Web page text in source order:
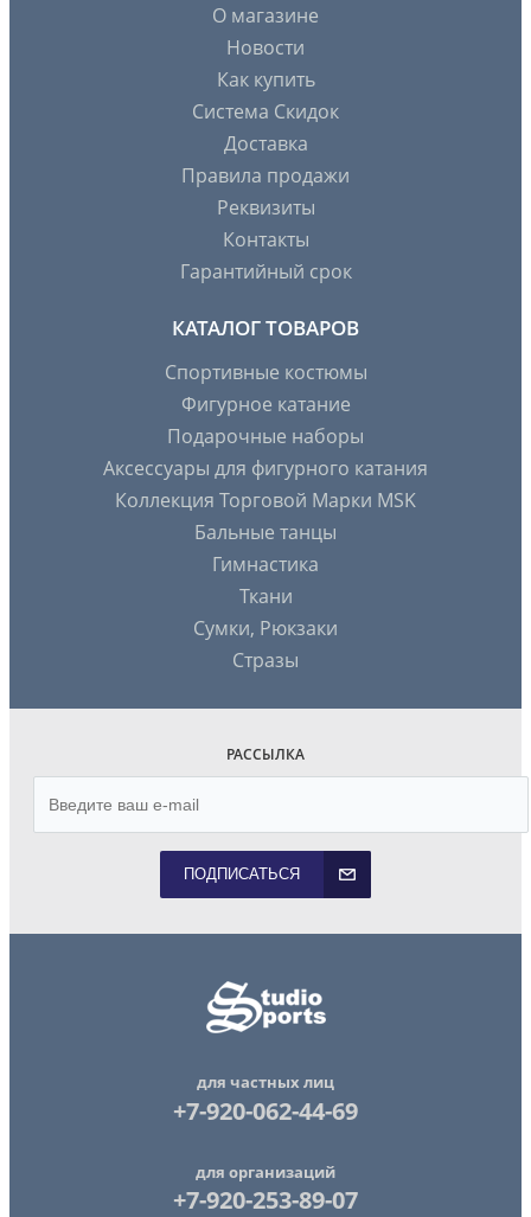
О магазине
Новости
Как купить
Система Скидок
Доставка
Правила продажи
Реквизиты
Контакты
Гарантийный срок
КАТАЛОГ ТОВАРОВ
Спортивные костюмы
Фигурное катание
Подарочные наборы
Аксессуары для фигурного катания
Коллекция Торговой Марки MSK
Бальные танцы
Гимнастика
Ткани
Сумки, Рюкзаки
Стразы
РАССЫЛКА
ПОДПИСАТЬСЯ
для частных лиц
+7-920-062-44-69
для организаций
+7-920-253-89-07